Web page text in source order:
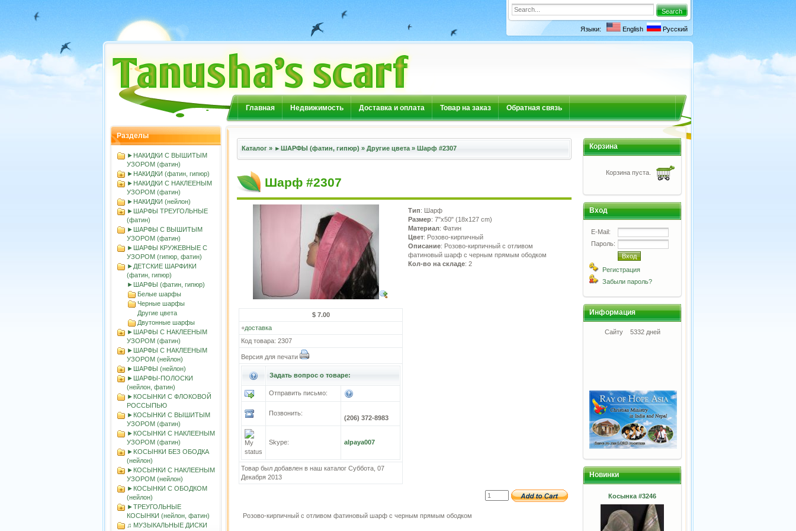
Языки: English Русский
Главная Недвижимость Доставка и оплата Товар на заказ Обратная связь
Разделы
►НАКИДКИ С ВЫШИТЫМ
УЗОРОМ (фатин)
►НАКИДКИ (фатин, гипюр)
►НАКИДКИ С НАКЛЕЕНЫМ
УЗОРОМ (фатин)
►НАКИДКИ (нейлон)
►ШАРФЫ ТРЕУГОЛЬНЫЕ
(фатин)
►ШАРФЫ С ВЫШИТЫМ
УЗОРОМ (фатин)
►ШАРФЫ КРУЖЕВНЫЕ С
УЗОРОМ (гипюр, фатин)
►ДЕТСКИЕ ШАРФИКИ
(фатин, гипюр)
►ШАРФЫ (фатин, гипюр)
Белые шарфы
Черные шарфы
Другие цвета
Двутонные шарфы
►ШАРФЫ С НАКЛЕЕНЫМ
УЗОРОМ (фатин)
►ШАРФЫ С НАКЛЕЕНЫМ
УЗОРОМ (нейлон)
►ШАРФЫ (нейлон)
►ШАРФЫ-ПОЛОСКИ
(нейлон, фатин)
►КОСЫНКИ С ФЛОКОВОЙ
РОССЫПЬЮ
►КОСЫНКИ С ВЫШИТЫМ
УЗОРОМ (фатин)
►КОСЫНКИ С НАКЛЕЕНЫМ
УЗОРОМ (фатин)
►KOСЫНКИ БЕЗ ОБОДКА
(нейлон)
►КОСЫНКИ С НАКЛЕЕНЫМ
УЗОРОМ (нейлон)
►КОСЫНКИ С ОБОДКОМ
(нейлон)
►ТРЕУГОЛЬНЫЕ
КОСЫНКИ (нейлон, фатин)
♫ МУЗЫКАЛЬНЫЕ ДИСКИ
Каталог » ►ШАРФЫ (фатин, гипюр) » Другие цвета » Шарф #2307
Шарф #2307
$ 7.00
+доставка
Код товара: 2307
Версия для печати
Задать вопрос о товаре:
Отправить письмо:
Позвонить:
(206) 372-8983
Skype: alpaya007
Товар был добавлен в наш каталог Суббота, 07
Декабря 2013
Тип: Шарф
Размер: 7"x50" (18x127 cm)
Материал: Фатин
Цвет: Розово-кирпичный
Описание: Розово-кирпичный с отливом
фатиновый шарф с черным прямым ободком
Кол-во на складе: 2
Розово-кирпичный с отливом фатиновый шарф с черным прямым ободком
Корзина
Корзина пуста.
Вход
E-Mail:
Пароль:
Регистрация
Забыли пароль?
Информация
Сайту 5332 дней
Новинки
Косынка #3246